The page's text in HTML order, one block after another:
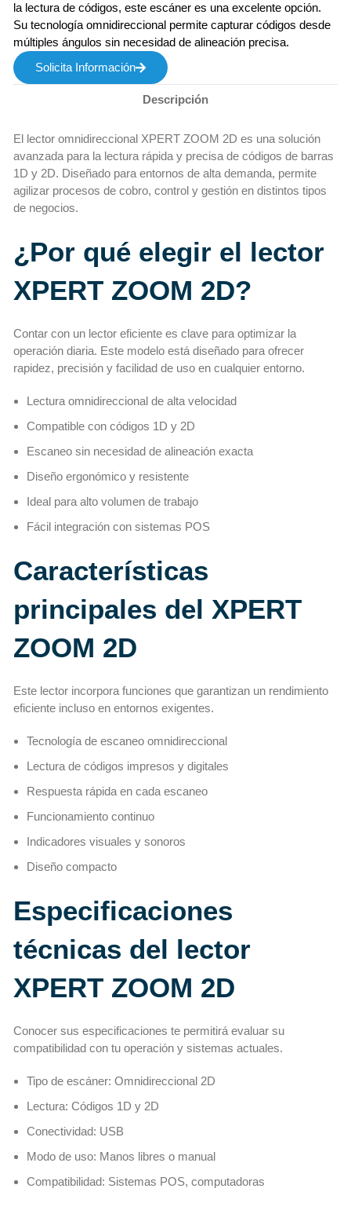
la lectura de códigos, este escáner es una excelente opción.
Su tecnología omnidireccional permite capturar códigos desde
múltiples ángulos sin necesidad de alineación precisa.
Solicita Información
Descripción
El lector omnidireccional XPERT ZOOM 2D es una solución
avanzada para la lectura rápida y precisa de códigos de barras
1D y 2D. Diseñado para entornos de alta demanda, permite
agilizar procesos de cobro, control y gestión en distintos tipos
de negocios.
¿Por qué elegir el lector
XPERT ZOOM 2D?
Contar con un lector eficiente es clave para optimizar la
operación diaria. Este modelo está diseñado para ofrecer
rapidez, precisión y facilidad de uso en cualquier entorno.
Lectura omnidireccional de alta velocidad
Compatible con códigos 1D y 2D
Escaneo sin necesidad de alineación exacta
Diseño ergonómico y resistente
Ideal para alto volumen de trabajo
Fácil integración con sistemas POS
Características
principales del XPERT
ZOOM 2D
Este lector incorpora funciones que garantizan un rendimiento
eficiente incluso en entornos exigentes.
Tecnología de escaneo omnidireccional
Lectura de códigos impresos y digitales
Respuesta rápida en cada escaneo
Funcionamiento continuo
Indicadores visuales y sonoros
Diseño compacto
Especificaciones
técnicas del lector
XPERT ZOOM 2D
Conocer sus especificaciones te permitirá evaluar su
compatibilidad con tu operación y sistemas actuales.
Tipo de escáner: Omnidireccional 2D
Lectura: Códigos 1D y 2D
Conectividad: USB
Modo de uso: Manos libres o manual
Compatibilidad: Sistemas POS, computadoras